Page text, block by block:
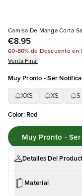
Camisa De Manga Corta
€8.95
60-80% de Descuento en
Venta Final
Muy Pronto - Ser
XXS XS S
Color: Red
Detalles Del
Material